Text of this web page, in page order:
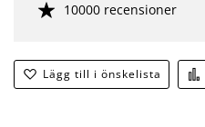
Lägg till i önskelista
10000 recensioner